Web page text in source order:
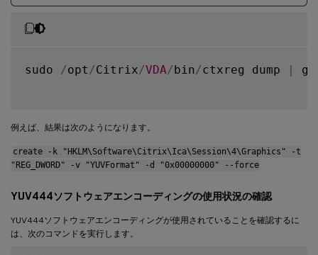
sudo /opt /Citrix/VDA/bin/ctxreg dump |
例えば、結果は次のようになります。
create -k "HKLM\Software\Citrix\Ica\Session\4\Graphics" -t
"REG_DWORD" -v "YUVFormat" -d "0x00000000" --force
YUV444ソフトウェアエンコーディングの使用状況の確認
YUV444ソフトウェアエンコーディングが使用されていることを確認するに
は、次のコマンドを実行します。